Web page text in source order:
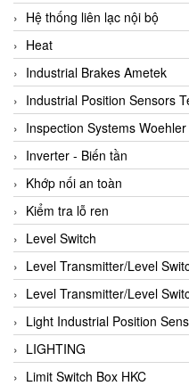
Asker
AT2E
ATC Pneumatic
ATEX System
ATI - IA
ATI (Analytical Technology
Atos
Atrax
Auma
Autec
Auto Flow
Automatic valve
Aventics
Avproglobal
Hệ thống liên lạc nội bộ
Heat
Industrial Brakes Ametek
Industrial Position Sensors
Inspection Systems
Inverter - Biến tần
Khớp nối an toàn
Kiểm tra lỗ ren
Level Switch
Level Transmitter/Level
Level Transmitter/Level
Light Industrial Position
LIGHTING
Limit Switch Box HKC